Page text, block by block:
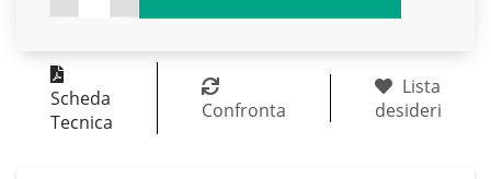
Scheda
Tecnica
Confronta
Lista
desideri